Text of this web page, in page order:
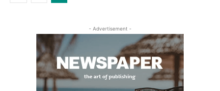
- Advertisement -